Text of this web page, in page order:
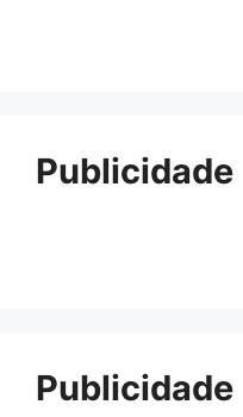
Publicidade
Publicidade